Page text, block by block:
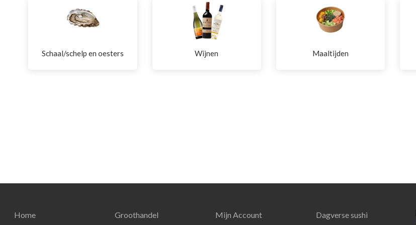
Schaal/schelp en oesters Wijnen Maaltijden
Home Groothandel Mijn Account Dagverse sushi